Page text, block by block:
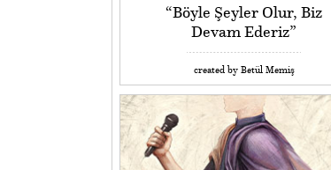
“Böyle Şeyler Olur, Biz
Devam Ederiz”
created by Betül Memiş